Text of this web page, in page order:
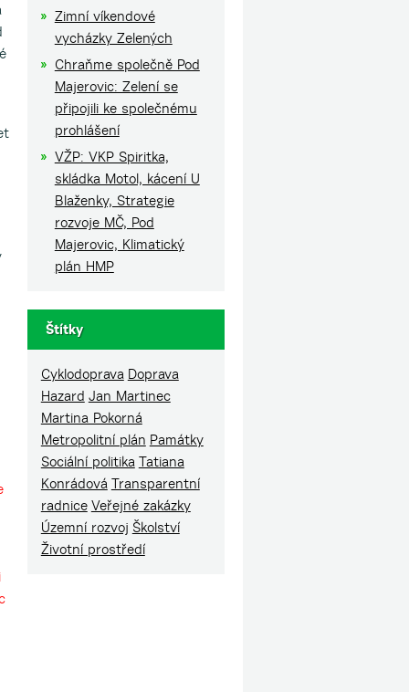
Zimní víkendové
vycházky Zelených
Chraňme společně Pod
Majerovic: Zelení se
připojili ke společnému
prohlášení
VŽP: VKP Spiritka,
skládka Motol, kácení U
Blaženky, Strategie
rozvoje MČ, Pod
Majerovic, Klimatický
plán HMP
Štítky
Cyklodoprava Doprava
Hazard Jan Martinec
Martina Pokorná
Metropolitní plán Památky
Sociální politika Tatiana
Konrádová Transparentní
radnice Veřejné zakázky
Územní rozvoj Školství
Životní prostředí